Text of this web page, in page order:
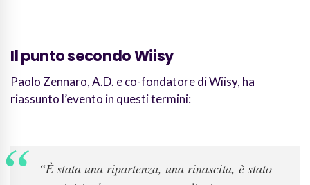
Il punto secondo Wiisy
Paolo Zennaro, A.D. e co-fondatore di Wiisy, ha
riassunto l’evento in questi termini:
“È stata una ripartenza, una rinascita, è stato